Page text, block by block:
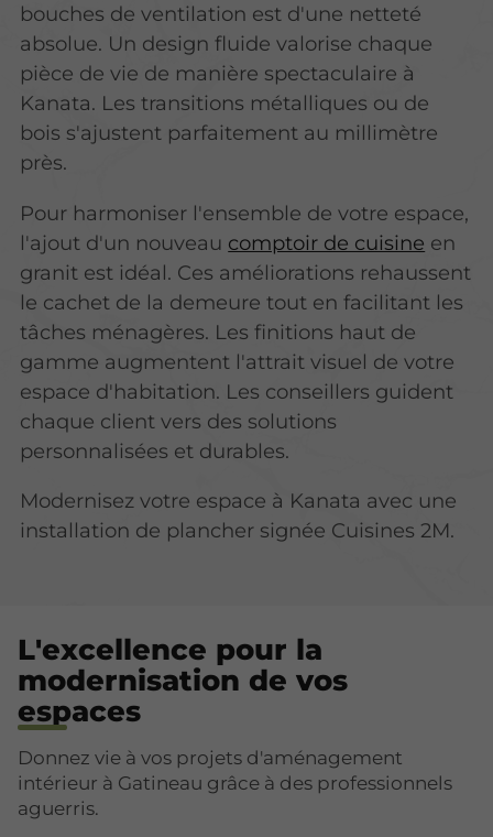
bouches de ventilation est d'une netteté
absolue. Un design fluide valorise chaque
pièce de vie de manière spectaculaire à
Kanata. Les transitions métalliques ou de
bois s'ajustent parfaitement au millimètre
près.
Pour harmoniser l'ensemble de votre espace,
l'ajout d'un nouveau comptoir de cuisine en
granit est idéal. Ces améliorations rehaussent
le cachet de la demeure tout en facilitant les
tâches ménagères. Les finitions haut de
gamme augmentent l'attrait visuel de votre
espace d'habitation. Les conseillers guident
chaque client vers des solutions
personnalisées et durables.
Modernisez votre espace à Kanata avec une
installation de plancher signée Cuisines 2M.
L'excellence pour la
modernisation de vos
espaces
Donnez vie à vos projets d'aménagement
intérieur à Gatineau grâce à des professionnels
aguerris.